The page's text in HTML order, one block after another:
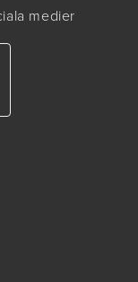
medier